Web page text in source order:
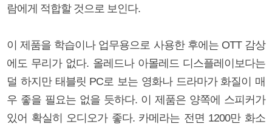
람에게 적합할 것으로 보인다.
이 제품을 학습이나 업무용으로 사용한 후에는 OTT 감상
에도 무리가 없다. 올레드나 아몰레드 디스플레이보다는
덜 하지만 태블릿 PC로 보는 영화나 드라마가 화질이 매
우 좋을 필요는 없을 듯하다. 이 제품은 양쪽에 스피커가
있어 확실히 오디오가 좋다. 카메라는 전면 1200만 화소